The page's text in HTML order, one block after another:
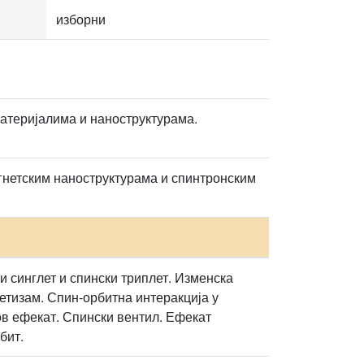
изборни
и наноструктурама.
наноструктурама и спинтронским
и спински триплет. Изменска
Спин-орбитна интеракција у
ефекат. Спински вентил. Ефекат